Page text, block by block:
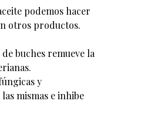
podemos hacer
otros productos.
buches remueve la
y
mismas e inhibe